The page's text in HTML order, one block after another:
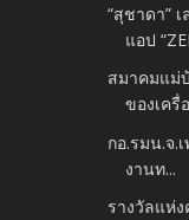
“สุชาดา”
แอป
สมาคมแม่
ของเครื่
กอ.รมน.จ.
งานท...
รางวัลแห่